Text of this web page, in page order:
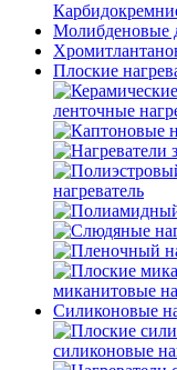
Молибденовые
Плоские
ленточные
нагреватель
миканитовые
Силиконовые
силиконовые